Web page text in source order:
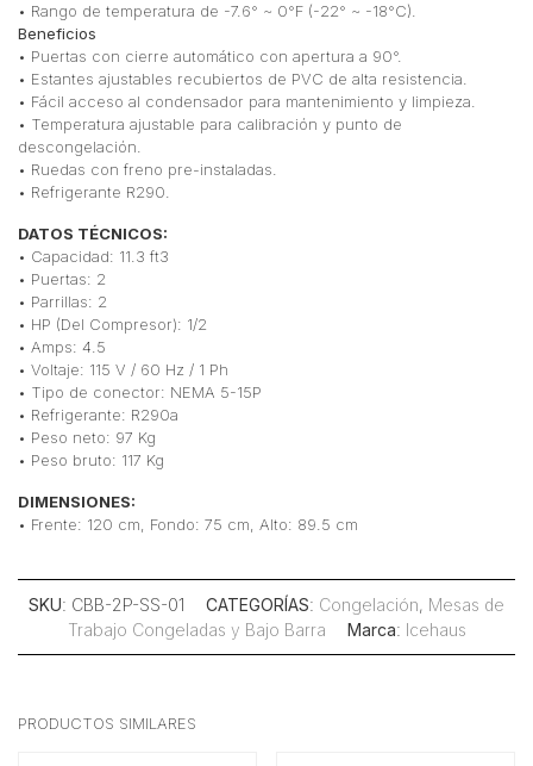
• Rango de temperatura de -7.6° ~ 0°F (-22° ~ -18°C).
Beneficios
• Puertas con cierre automático con apertura a 90°.
• Estantes ajustables recubiertos de PVC de alta resistencia.
• Fácil acceso al condensador para mantenimiento y limpieza.
• Temperatura ajustable para calibración y punto de
descongelación.
• Ruedas con freno pre-instaladas.
• Refrigerante R290.
DATOS TÉCNICOS:
• Capacidad: 11.3 ft3
• Puertas: 2
• Parrillas: 2
• HP (Del Compresor): 1/2
• Amps: 4.5
• Voltaje: 115 V / 60 Hz / 1 Ph
• Tipo de conector: NEMA 5-15P
• Refrigerante: R290a
• Peso neto: 97 Kg
• Peso bruto: 117 Kg
DIMENSIONES:
• Frente: 120 cm, Fondo: 75 cm, Alto: 89.5 cm
SKU: CBB-2P-SS-01 CATEGORÍAS: Congelación, Mesas de
Trabajo Congeladas y Bajo Barra
Marca: Icehaus
PRODUCTOS SIMILARES